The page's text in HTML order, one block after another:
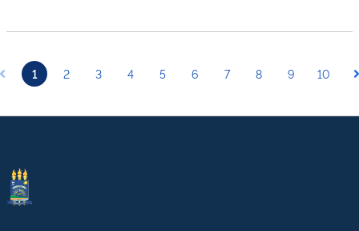
1 2 3 4 5 6 7 8 9 10